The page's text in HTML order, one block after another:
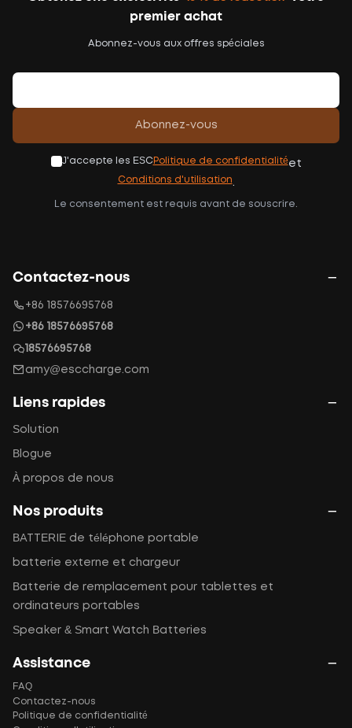
premier achat
Abonnez-vous aux offres spéciales
Abonnez-vous
J'accepte les ESC Politique de confidentialitéet
Conditions d'utilisation.
Le consentement est requis avant de souscrire.
Contactez-nous
+86 18576695768
+86 18576695768
18576695768
amy@esccharge.com
Liens rapides
Solution
Blogue
À propos de nous
Nos produits
BATTERIE de téléphone portable
batterie externe et chargeur
Batterie de remplacement pour tablettes et
ordinateurs portables
Speaker & Smart Watch Batteries
Assistance
FAQ
Contactez-nous
Politique de confidentialité